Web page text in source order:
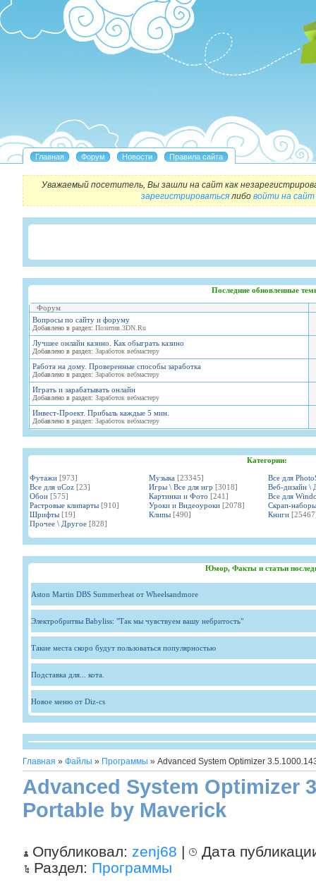
Уважаемый посетитель, Вы зашли на сайт как
зарегистрироватьсялибо войти на сайт
Последние обновленные
Форум
Вопросы по сайту и форуму
Добавлено в раздел: Позитив.3DN.Ru
Лучшее онлайн казино. Как обыграть казино
Добавлено в раздел: Заработок вебмастеру
Работа на дому. Проверенные способы заработка
Добавлено в раздел: Заработок вебмастеру
Играть и зарабатывать онлайн
Добавлено в раздел: Заработок вебмастеру
Инвест-Проект. Прибыль каждые 5 мин.
Добавлено в раздел: Заработок вебмастеру
Категории:
Футажи [973] Музыка [23345]
Все для
Все для uCoz [23] Игры \ Все для игр [3018]
Веб-дизайн \
Обои [575] Картинки и Фото [241]
Все для
Растровые клипарты [910] Уроки и Видеоуроки [2078]
Скрап-наборы
Шрифты [19] Клипы [490] Книги
Прочее \ Другое [828]
Юмор, Факты и статьи
Aston Martin DBS Summerheat от Wheelsandmore
Электробритвы Babyliss: "Так мы чувствуем вашу небритость"
Такие места скоро будут пользоваться популярностью
Подставка для... кота.
Новое меню от Diz-cs
Главная » Файлы » Программы » Advanced System Optimizer
Advanced System Optimizer
Portable by Maverick
Опубликовал: zenj68 |
Дата
Раздел: Программы